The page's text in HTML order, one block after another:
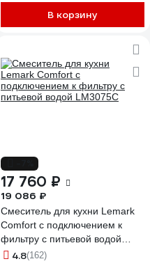
В корзину
17 760 ₽
19 086 ₽
Смеситель для кухни Lemark
Comfort с подключением к
фильтру с питьевой водой
LM3075C
4.8(162)